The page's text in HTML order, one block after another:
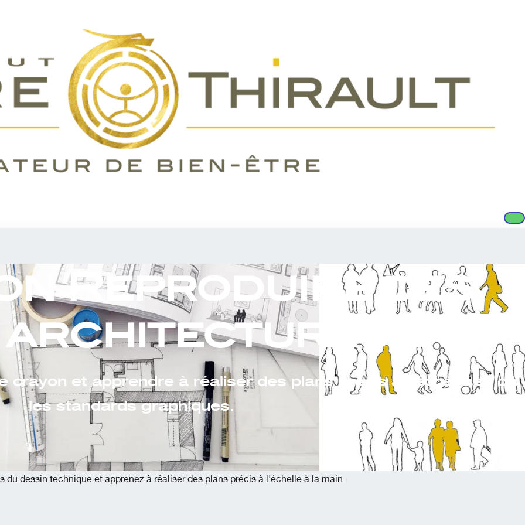
Reproduire des
crayon et apprendre à réaliser des plans précis à l'échelle selon
les standards graphiques.
du dessin technique et apprenez à réaliser des plans précis à l'échelle à la main.